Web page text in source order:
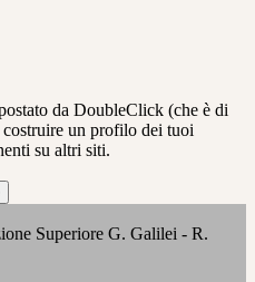
da DoubleClick (che è di
un profilo dei tuoi
su altri siti.
Superiore G. Galilei - R.